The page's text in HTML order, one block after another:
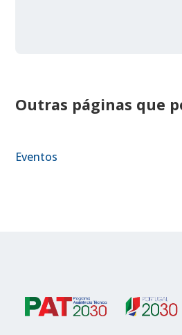
Outras páginas que
Eventos